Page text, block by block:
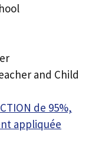
and Child
de 95%,
appliquée